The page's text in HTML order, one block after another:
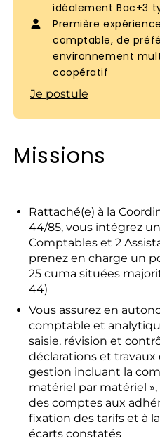
idéalement Bac+3
Première
comptable, de
environnement
coopératif
Je postule
Missions
Rattaché(e) à la
44/85, vous intégrez
Comptables et 2
prenez en charge un
25 cuma situées
44)
Vous assurez en
comptable et
saisie, révision et
déclarations et travaux
gestion incluant la
matériel par matériel
des comptes aux
fixation des tarifs et à
écarts constatés